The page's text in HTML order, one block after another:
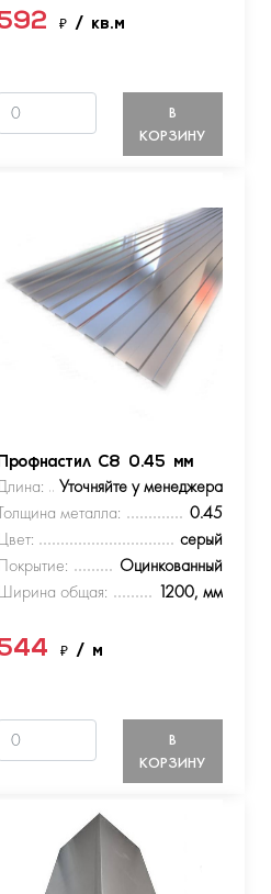
₽ / кв.м
В
КОРЗИНУ
С8 0.45 мм
Уточняйте у менеджера
металла:
0.45
серый
Оцинкованный
общая:
1200, мм
₽ / м
В
КОРЗИНУ